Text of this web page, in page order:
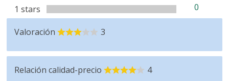
1 stars
0
Valoración 3
Relación calidad-precio 4